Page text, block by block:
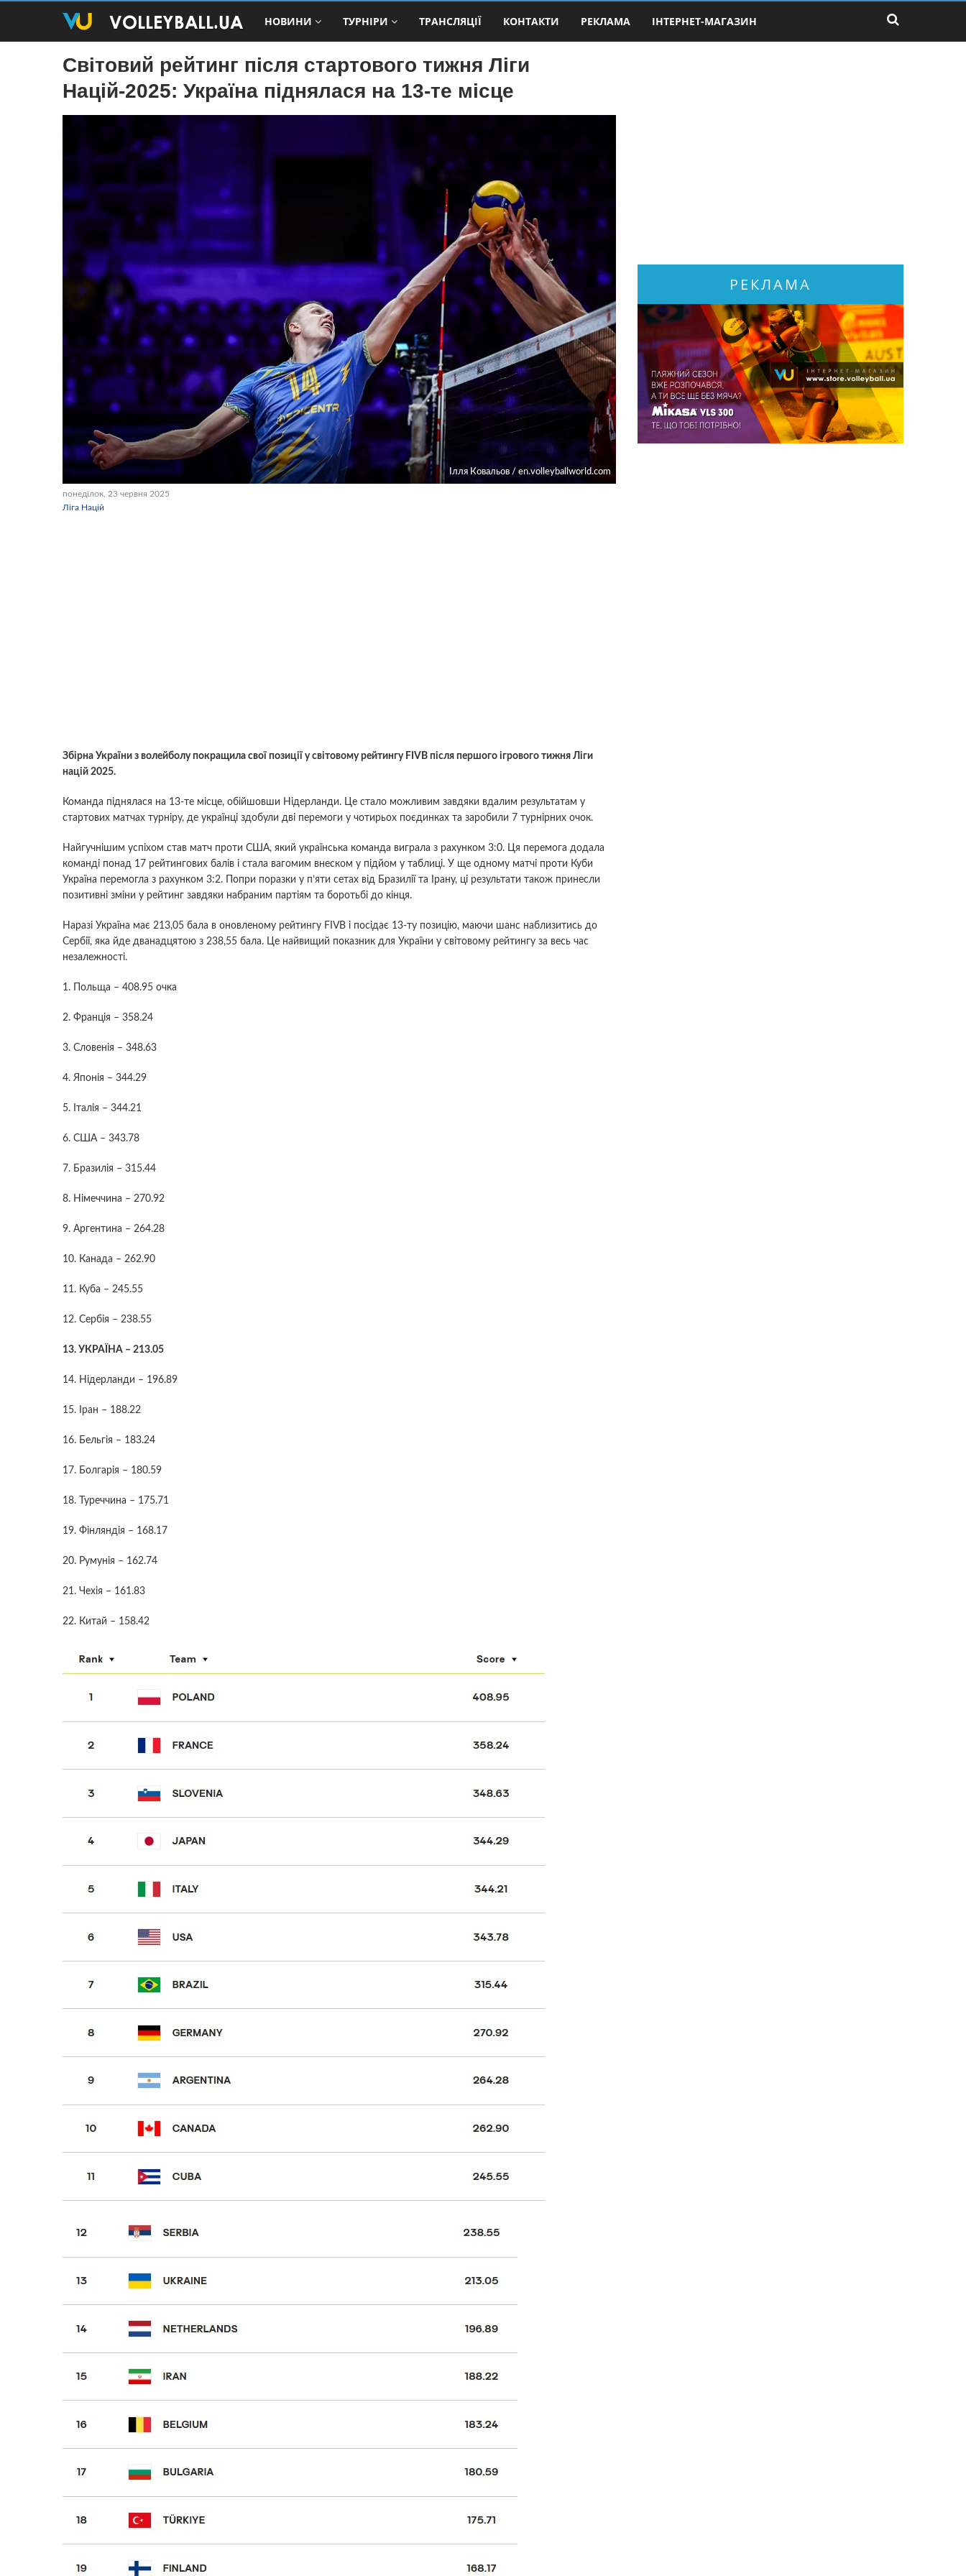
НОВИНИ ТУРНІРИ ТРАНСЛЯЦІЇ КОНТАКТИ РЕКЛАМА ІНТЕРНЕТ-МАГАЗИН
Світовий рейтинг після стартового тижня Ліги
Націй‑2025: Україна піднялася на 13‑те місце
Ілля Ковальов / en.volleyballworld.com
понеділок, 23 червня 2025
Ліга Націй
Збірна України з волейболу покращила свої позиції у світовому рейтингу FIVB після першого ігрового тижня Ліги
націй 2025.
Команда піднялася на 13-те місце, обійшовши Нідерланди. Це стало можливим завдяки вдалим результатам у
стартових матчах турніру, де українці здобули дві перемоги у чотирьох поєдинках та заробили 7 турнірних очок.
Найгучнішим успіхом став матч проти США, який українська команда виграла з рахунком 3:0. Ця перемога додала
команді понад 17 рейтингових балів і стала вагомим внеском у підйом у таблиці. У ще одному матчі проти Куби
Україна перемогла з рахунком 3:2. Попри поразки у п’яти сетах від Бразилії та Ірану, ці результати також принесли
позитивні зміни у рейтинг завдяки набраним партіям та боротьбі до кінця.
Наразі Україна має 213,05 бала в оновленому рейтингу FIVB і посідає 13-ту позицію, маючи шанс наблизитись до
Сербії, яка йде дванадцятою з 238,55 бала. Це найвищий показник для України у світовому рейтингу за весь час
незалежності.
1. Польща – 408.95 очка
2. Франція – 358.24
3. Словенія – 348.63
4. Японія – 344.29
5. Італія – 344.21
6. США – 343.78
7. Бразилія – 315.44
8. Німеччина – 270.92
9. Аргентина – 264.28
10. Канада – 262.90
11. Куба – 245.55
12. Сербія – 238.55
13. УКРАЇНА – 213.05
14. Нідерланди – 196.89
15. Іран – 188.22
16. Бельгія – 183.24
17. Болгарія – 180.59
18. Туреччина – 175.71
19. Фінляндія – 168.17
20. Румунія – 162.74
21. Чехія – 161.83
22. Китай – 158.42
РЕКЛАМА